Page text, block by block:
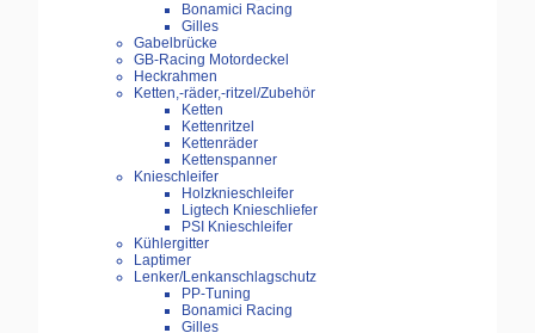
Bonamici Racing
Gilles
Gabelbrücke
GB-Racing Motordeckel
Heckrahmen
Ketten,-räder,-ritzel/Zubehör
Ketten
Kettenritzel
Kettenräder
Kettenspanner
Knieschleifer
Holzknieschleifer
Ligtech Knieschliefer
PSI Knieschleifer
Kühlergitter
Laptimer
Lenker/Lenkanschlagschutz
PP-Tuning
Bonamici Racing
Gilles